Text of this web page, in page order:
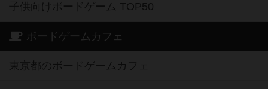
子供向けボードゲーム TOP50
ボードゲームカフェ
東京都のボードゲームカフェ